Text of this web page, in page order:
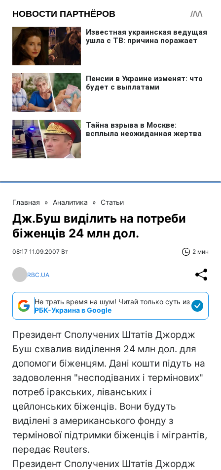
Главная » Аналитика » Статьи
Дж.Буш виділить на потреби
біженців 24 млн дол.
08:17 11.09.2007 Вт 2 мин
RBC.UA
Не трать время на шум! Читай только суть из
РБК-Украина в Google
Президент Сполучених Штатів Джордж
Буш схвалив виділення 24 млн дол. для
допомоги біженцям. Дані кошти підуть на
задоволення "несподіваних і термінових"
потреб іракських, ліванських і
цейлонських біженців. Вони будуть
виділені з американського фонду з
термінової підтримки біженців і мігрантів,
передає Reuters.
Президент Сполучених Штатів Джордж